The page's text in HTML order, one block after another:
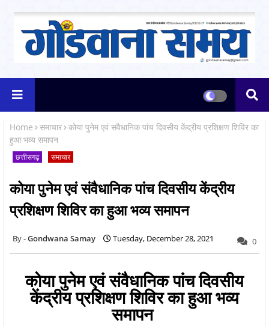
Home समाचार कोया पुनेम एवं संवैधानिक पांच दिवसीय केंद्रीय प्रशिक्षण शिविर का
हुआ भव्य समापन
छत्तीसगढ़ समाचार
कोया पुनेम एवं संवैधानिक पांच दिवसीय केंद्रीय
प्रशिक्षण शिविर का हुआ भव्य समापन
Gondwana Samay Tuesday, December 28, 2021 0
कोया पुनेम एवं संवैधानिक पांच दिवसीय
केंद्रीय प्रशिक्षण शिविर का हुआ भव्य
समापन